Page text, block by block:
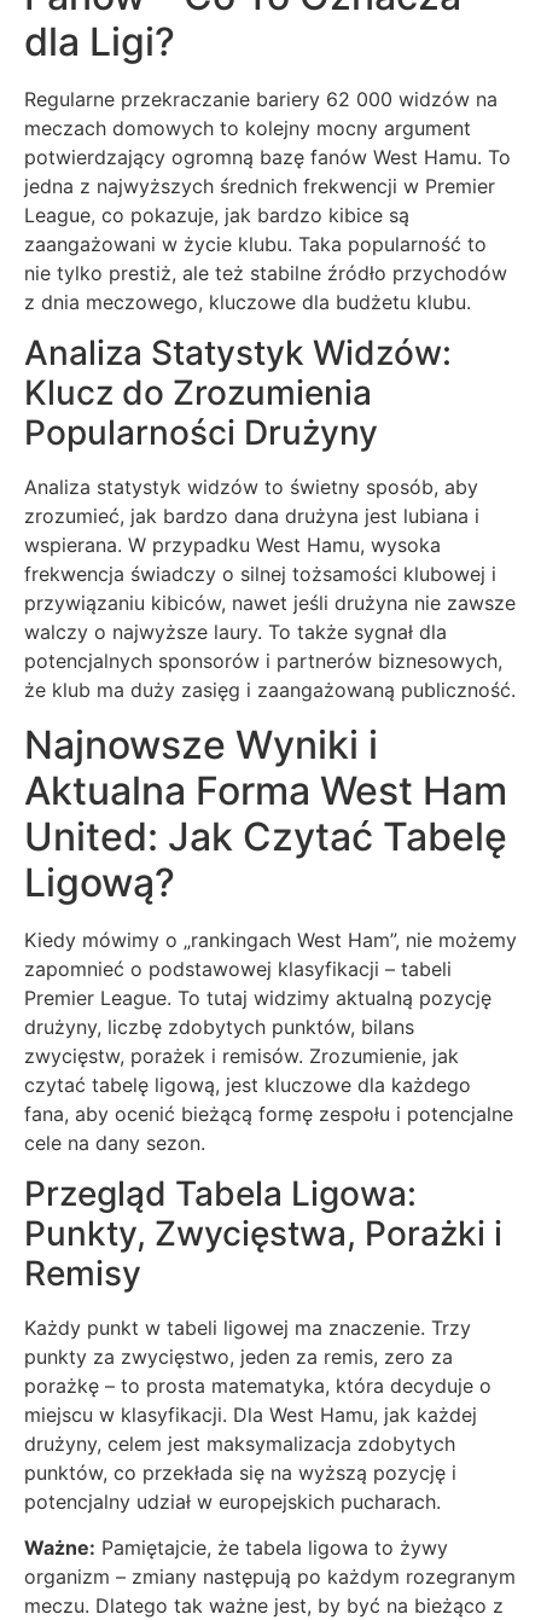
dla Ligi?
Regularne przekraczanie bariery 62 000 widzów na
meczach domowych to kolejny mocny argument
potwierdzający ogromną bazę fanów West Hamu. To
jedna z najwyższych średnich frekwencji w Premier
League, co pokazuje, jak bardzo kibice są
zaangażowani w życie klubu. Taka popularność to
nie tylko prestiż, ale też stabilne źródło przychodów
z dnia meczowego, kluczowe dla budżetu klubu.
Analiza Statystyk Widzów:
Klucz do Zrozumienia
Popularności Drużyny
Analiza statystyk widzów to świetny sposób, aby
zrozumieć, jak bardzo dana drużyna jest lubiana i
wspierana. W przypadku West Hamu, wysoka
frekwencja świadczy o silnej tożsamości klubowej i
przywiązaniu kibiców, nawet jeśli drużyna nie zawsze
walczy o najwyższe laury. To także sygnał dla
potencjalnych sponsorów i partnerów biznesowych,
że klub ma duży zasięg i zaangażowaną publiczność.
Najnowsze Wyniki i
Aktualna Forma West Ham
United: Jak Czytać Tabelę
Ligową?
Kiedy mówimy o „rankingach West Ham”, nie możemy
zapomnieć o podstawowej klasyfikacji – tabeli
Premier League. To tutaj widzimy aktualną pozycję
drużyny, liczbę zdobytych punktów, bilans
zwycięstw, porażek i remisów. Zrozumienie, jak
czytać tabelę ligową, jest kluczowe dla każdego
fana, aby ocenić bieżącą formę zespołu i potencjalne
cele na dany sezon.
Przegląd Tabela Ligowa:
Punkty, Zwycięstwa, Porażki i
Remisy
Każdy punkt w tabeli ligowej ma znaczenie. Trzy
punkty za zwycięstwo, jeden za remis, zero za
porażkę – to prosta matematyka, która decyduje o
miejscu w klasyfikacji. Dla West Hamu, jak każdej
drużyny, celem jest maksymalizacja zdobytych
punktów, co przekłada się na wyższą pozycję i
potencjalny udział w europejskich pucharach.
Ważne: Pamiętajcie, że tabela ligowa to żywy
organizm – zmiany następują po każdym rozegranym
meczu. Dlatego tak ważne jest, by być na bieżąco z